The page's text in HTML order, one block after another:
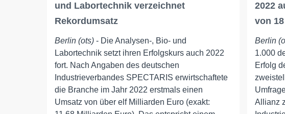
und Labortechnik verzeichnet
Rekordumsatz
Berlin (ots) - Die Analysen-, Bio- und
Labortechnik setzt ihren Erfolgskurs auch 2022
fort. Nach Angaben des deutschen
Industrieverbandes SPECTARIS erwirtschaftete
die Branche im Jahr 2022 erstmals einen
Umsatz von über elf Milliarden Euro (exakt:
2022
von
Berlin
1.000
Erfolg
Allianz